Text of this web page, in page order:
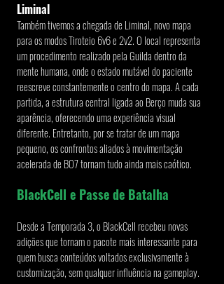
Liminal
Também tivemos a chegada de Liminal, novo mapa
para os modos Tiroteio 6v6 e 2v2. O local representa
um procedimento realizado pela Guilda dentro da
mente humana, onde o estado mutável do paciente
reescreve constantemente o centro do mapa. A cada
partida, a estrutura central ligada ao Berço muda sua
aparência, oferecendo uma experiência visual
diferente. Entretanto, por se tratar de um mapa
pequeno, os confrontos aliados à movimentação
acelerada de BO7 tornam tudo ainda mais caótico.
BlackCell e Passe de Batalha
Desde a Temporada 3, o BlackCell recebeu novas
adições que tornam o pacote mais interessante para
quem busca conteúdos voltados exclusivamente à
customização, sem qualquer influência na gameplay.